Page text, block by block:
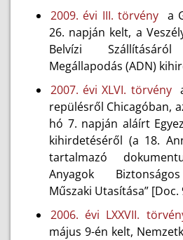
2009. évi III. törvény a
26. napján kelt, a
Belvízi
Megállapodás (ADN)
2007. évi XLVI. törvény
repülésről Chicagóban,
hó 7. napján aláírt
kihirdetéséről (a 18.
tartalmazó
Anyagok
Műszaki Utasítása” [Doc.
2006. évi LXXVII.
május 9-én kelt,